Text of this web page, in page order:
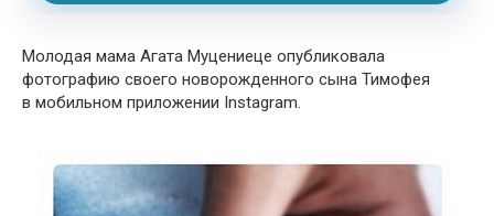
Молодая мама Агата Муцениеце опубликовала
фотографию своего новорожденного сына Тимофея
в мобильном приложении Instagram.